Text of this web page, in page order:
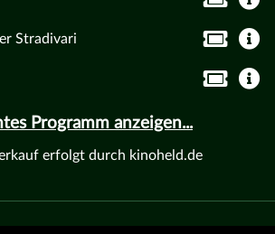
Stradivari
Programm anzeigen...
erfolgt durch kinoheld.de